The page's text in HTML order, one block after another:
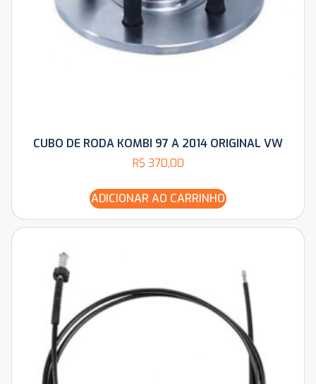
CUBO DE RODA KOMBI 97 A 2014 ORIGINAL VW
R$ 370,00
ADICIONAR AO CARRINHO